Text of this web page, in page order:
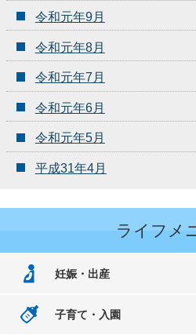
令和元年9月
令和元年8月
令和元年7月
令和元年6月
令和元年5月
平成31年4月
ライフメ
妊娠・出産
子育て・入園